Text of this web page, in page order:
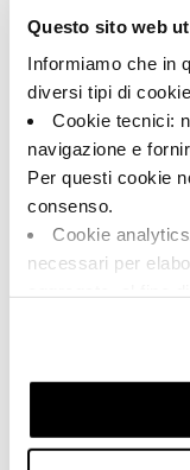
Questo sito web
Informiamo che in
diversi tipi di
Cookie tecnici:
navigazione e
Per questi cookie
consenso.
Cookie
necessari per
Cookie di
previo tuo
navigazione e
linea con le tue
Formato:
20.0x60.0
Share: